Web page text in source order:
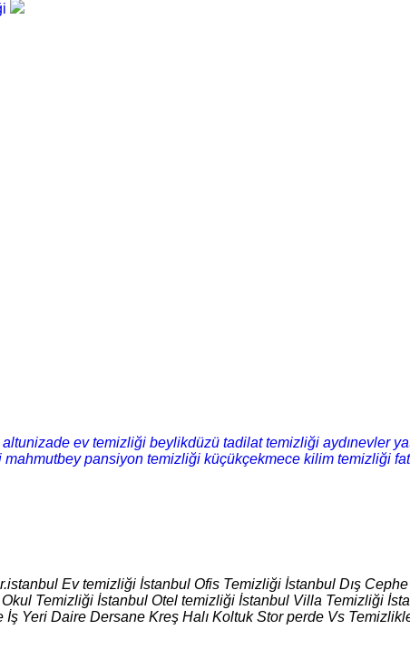
altunizade ev temizliği beylikdüzü tadilat temizliği aydınevler
mahmutbey pansiyon temizliği küçükçekmece kilim temizliği
Ev temizliği İstanbul Ofis Temizliği İstanbul Dış
Temizliği İstanbul Otel temizliği İstanbul Villa Temizliği
Yeri Daire Dersane Kreş Halı Koltuk Stor perde Vs